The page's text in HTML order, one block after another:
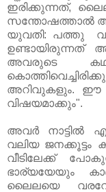
ഇരിക്കുന്നത്,
സന്തോഷത്താൽ
യുവതി: പത്തു
ഉണ്ടായിരുന്നത്
അവരുടെ
അറിവുകളും. ഈ
വിഷയമാക്കും".
അവർ നാട്ടിൽ
വലിയ
വീടിലേക്ക്‌
ഭാര്യയേയും
ലൈലയെ